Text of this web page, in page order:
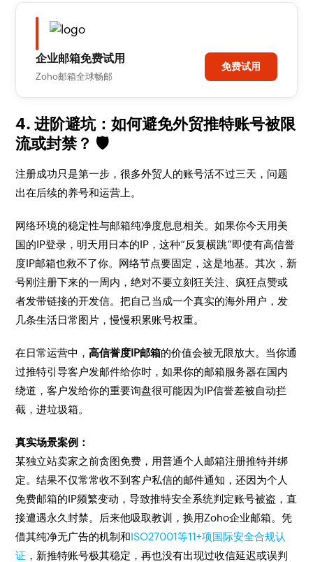
企业邮箱免费试用
Zoho邮箱全球畅邮
免费试用
4. 进阶避坑：如何避免外贸推特账号被限
流或封禁？ 🛡️
注册成功只是第一步，很多外贸人的账号活不过三天，问题
出在后续的养号和运营上。
网络环境的稳定性与邮箱纯净度息息相关。如果你今天用美
国的IP登录，明天用日本的IP，这种“反复横跳”即使有高信誉
度IP邮箱也救不了你。网络节点要固定，这是地基。其次，新
号刚注册下来的一周内，绝对不要立刻狂关注、疯狂点赞或
者发带链接的开发信。把自己当成一个真实的海外用户，发
几条生活日常图片，慢慢积累账号权重。
在日常运营中，高信誉度IP邮箱的价值会被无限放大。当你通
过推特引导客户发邮件给你时，如果你的邮箱服务器在国内
绕道，客户发给你的重要询盘很可能因为IP信誉差被自动拦
截，进垃圾箱。
真实场景案例：
某独立站卖家之前贪图免费，用普通个人邮箱注册推特并绑
定。结果不仅常常收不到客户私信的邮件通知，还因为个人
免费邮箱的IP频繁变动，导致推特安全系统判定账号被盗，直
接遭遇永久封禁。后来他吸取教训，换用Zoho企业邮箱。凭
借其纯净无广告的机制和ISO27001等11+项国际安全合规认
证 ，新推特账号极其稳定，再也没有出现过收信延迟或误判